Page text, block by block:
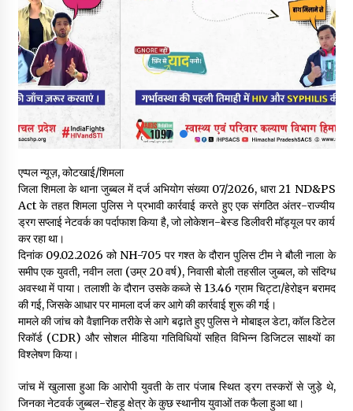
5 किलो अफीम डोडा/पोस्त बरामदगी मामले में कुल्लू सैंज से मुख्य सप्लायर
09/08/2026
सुधीर शर्मा अपनी बोल-वाणी सुधारें, हिमाचली संस्कृति के अनुरूप करें भाषा का
प्रयोग- राजेश धर्माणी
08/08/2026
70 से 90% तक सब्सिडी
08/08/2026
कुलदीप पठानिया सहित नेताओं ने जताया शोक
08/08/2026
चंबा में बड़ा बस सड़क हादसा, 3 की मौत कई गंभीर घायल, बैरागढ़ से चंबा आ
रही थी निजी बस शर्मा कोच
08/08/2026
एप्पल न्यूज़, कोटखाई/शिमला
जिला शिमला के थाना जुब्बल में दर्ज अभियोग संख्या 07/2026, धारा 21 ND&PS
Act के तहत शिमला पुलिस ने प्रभावी कार्रवाई करते हुए एक संगठित अंतर-राज्यीय
ड्रग सप्लाई नेटवर्क का पर्दाफाश किया है, जो लोकेशन-बेस्ड डिलीवरी मॉड्यूल पर कार्य
कर रहा था।
दिनांक 09.02.2026 को NH-705 पर गश्त के दौरान पुलिस टीम ने बौली नाला के
समीप एक युवती, नवीन लता (उम्र 20 वर्ष), निवासी बोली तहसील जुब्बल, को संदिग्ध
अवस्था में पाया। तलाशी के दौरान उसके कब्जे से 13.46 ग्राम चिट्टा/हेरोइन बरामद
की गई, जिसके आधार पर मामला दर्ज कर आगे की कार्रवाई शुरू की गई।
मामले की जांच को वैज्ञानिक तरीके से आगे बढ़ाते हुए पुलिस ने मोबाइल डेटा, कॉल डिटेल
रिकॉर्ड (CDR) और सोशल मीडिया गतिविधियों सहित विभिन्न डिजिटल साक्ष्यों का
विश्लेषण किया।
जांच में खुलासा हुआ कि आरोपी युवती के तार पंजाब स्थित ड्रग तस्करों से जुड़े थे,
जिनका नेटवर्क जुब्बल-रोहड़ू क्षेत्र के कुछ स्थानीय युवाओं तक फैला हुआ था।